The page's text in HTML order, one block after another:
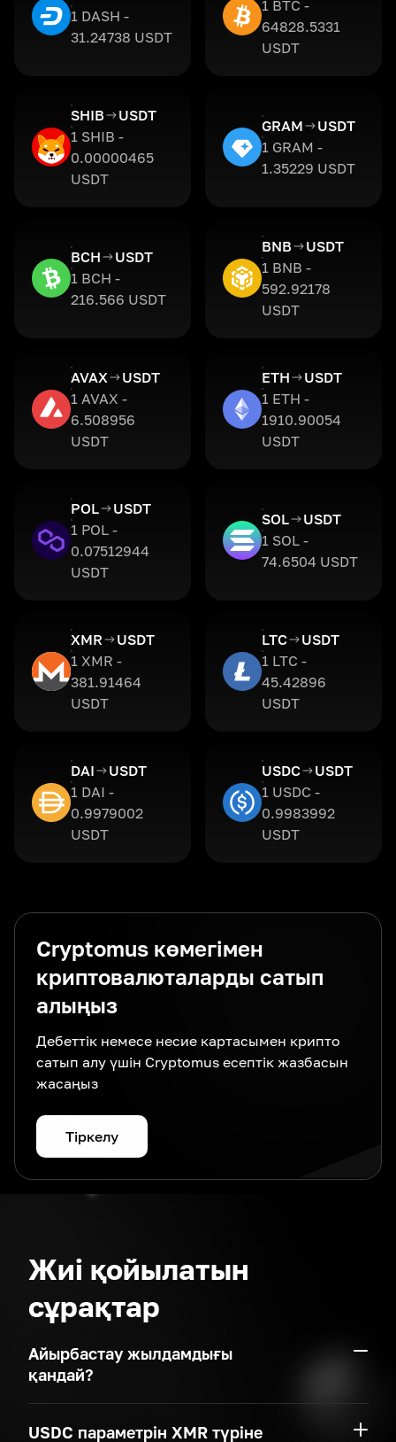
1 DASH -
31.24738 USDT
1 BTC -
64828.5331
USDT
SHIB
USDT
1 SHIB -
0.00000465
USDT
GRAM
USDT
1 GRAM -
1.35229 USDT
BCH
USDT
1 BCH -
216.566 USDT
BNB
USDT
1 BNB -
592.92178
USDT
AVAX
USDT
1 AVAX -
6.508956
USDT
ETH
USDT
1 ETH -
1910.90054
USDT
POL
USDT
1 POL -
0.07512944
USDT
SOL
USDT
1 SOL -
74.6504 USDT
XMR
USDT
1 XMR -
381.91464
USDT
LTC
USDT
1 LTC -
45.42896
USDT
DAI
USDT
1 DAI -
0.9979002
USDT
USDC
USDT
1 USDC -
0.9983992
USDT
Cryptomus көмегімен
криптовалюталарды сатып
алыңыз
Дебеттік немесе несие картасымен крипто
сатып алу үшін Cryptomus есептік жазбасын
жасаңыз
Тіркелу
Жиі қойылатын
сұрақтар
Айырбастау жылдамдығы
қандай?
USDC параметрін XMR түріне